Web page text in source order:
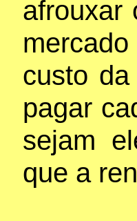
afrouxar
custo
pagar
sejam
que a